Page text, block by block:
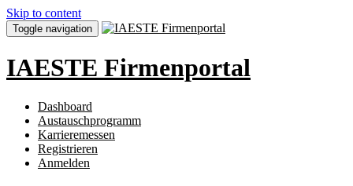
Skip to content
Toggle navigation
IAESTE Firmenportal
Dashboard
Austauschprogramm
Karrieremessen
Registrieren
Anmelden